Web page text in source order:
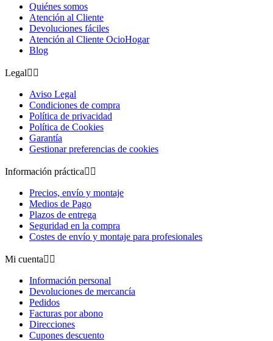
Quiénes somos
Atención al Cliente
Devoluciones fáciles
Atención al Cliente OcioHogar
Blog
Legal 
Aviso Legal
Condiciones de compra
Política de privacidad
Política de Cookies
Garantía
Gestionar preferencias de cookies
Información práctica 
Precios, envío y montaje
Medios de Pago
Plazos de entrega
Seguridad en la compra
Costes de envío y montaje para profesionales
Mi cuenta 
Información personal
Devoluciones de mercancía
Pedidos
Facturas por abono
Direcciones
Cupones descuento